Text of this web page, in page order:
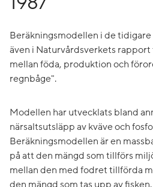
Beräkningsmodellen i de
även i Naturvårdsverkets rapport
mellan föda, produktion och
regnbåge".
Modellen har utvecklats bland
närsaltsutsläpp av kväve och
Beräkningsmodellen är en
på att den mängd som tillförs
mellan den med fodret tillförda
den mängd som tas upp av fisken.